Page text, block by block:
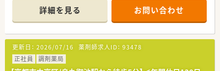
■全国で700名のCRCが在籍している治験業界最大手の東証プ
ライム上場企業です。
■日本の治験業界をリードし業界トップクラスの治験支援実績
とノウハウを誇っています。
■日本に新薬開発の約80%に関わり、医薬品の非臨床研究から
製造・販売まで一気通貫の事業展開をしている企業です。
■人材育成にも力を入れており、様々な研修制度を整えており業
界内でも随一です。
詳細を見る お問い合わせ
更新日： 2026/07/16 薬剤師求人ID： 93478
正社員
調剤薬局